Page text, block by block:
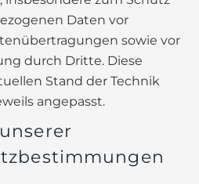
Daten vor
sowie vor
durch Dritte. Diese
Stand der Technik
angepasst.